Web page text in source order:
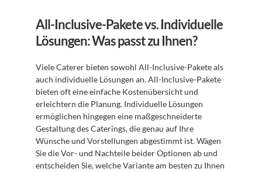
All-Inclusive-Pakete vs. Individuelle
Lösungen: Was passt zu Ihnen?
Viele Caterer bieten sowohl All-Inclusive-Pakete als
auch individuelle Lösungen an. All-Inclusive-Pakete
bieten oft eine einfache Kostenübersicht und
erleichtern die Planung. Individuelle Lösungen
ermöglichen hingegen eine maßgeschneiderte
Gestaltung des Caterings, die genau auf Ihre
Wünsche und Vorstellungen abgestimmt ist. Wägen
Sie die Vor- und Nachteile beider Optionen ab und
entscheiden Sie, welche Variante am besten zu Ihnen